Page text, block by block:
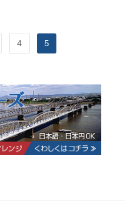
4 5